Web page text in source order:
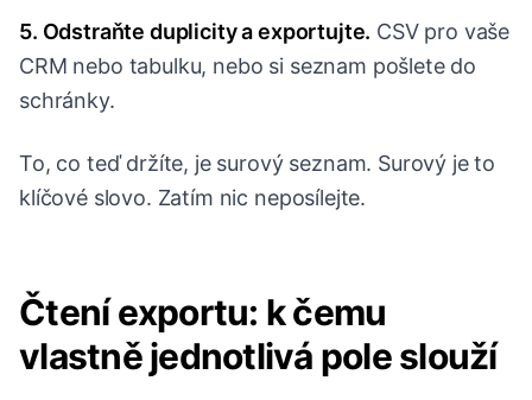
5. Odstraňte duplicity a exportujte. CSV pro vaše
CRM nebo tabulku, nebo si seznam pošlete do
schránky.
To, co teď držíte, je surový seznam. Surový je to
klíčové slovo. Zatím nic neposílejte.
Čtení exportu: k čemu
vlastně jednotlivá pole slouží